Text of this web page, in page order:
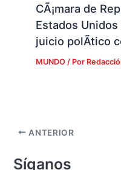
CÃ¡mara de
Estados
juicio polÃ­tico
MUNDO/ Por
ANTERIOR
Síganos